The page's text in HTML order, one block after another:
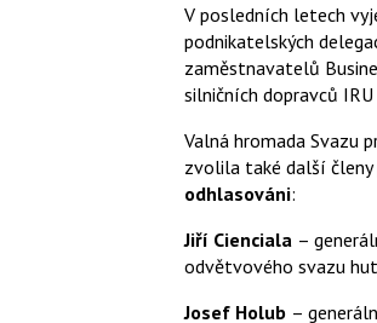
V posledních letech
podnikatelských
zaměstnavatelů
silničních dopravců
Valná hromada Svazu
zvolila také další
odhlasováni:
Jiří Cienciala –
odvětvového svazu
Josef Holub –